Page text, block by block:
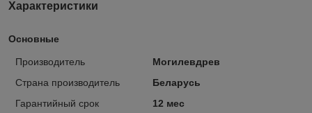
Характеристики
Основные
Производитель
Могилевдрев
Страна производитель
Беларусь
Гарантийный срок
12 мес